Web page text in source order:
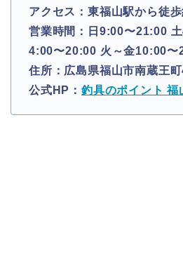
アクセス：東福山駅から徒
営業時間：日9:00〜21:00
4:00〜20:00 火～金10:00〜
住所：広島県福山市南蔵王
公式HP： 釣具のポイント 福